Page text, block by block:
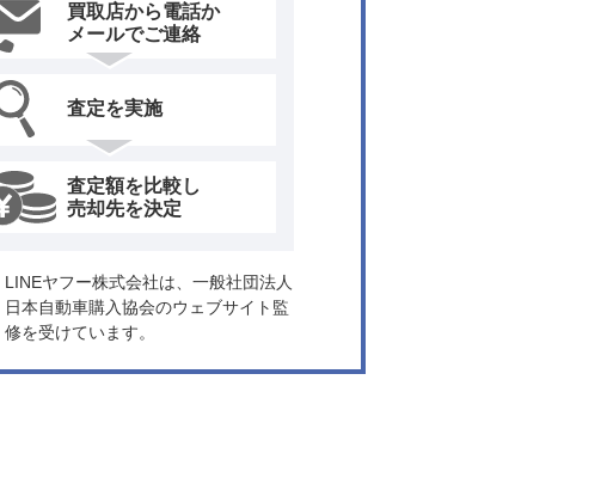
買取店から電話か
メールでご連絡
査定を実施
査定額を比較し
売却先を決定
LINEヤフー株式会社は、一般社団法人
日本自動車購入協会のウェブサイト監
修を受けています。